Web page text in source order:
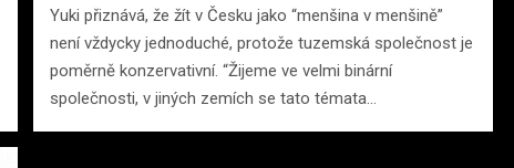
Yuki přiznává, že žít v Česku jako “menšina v menšině”
není vždycky jednoduché, protože tuzemská společnost je
poměrně konzervativní. “Žijeme ve velmi binární
společnosti, v jiných zemích se tato témata…